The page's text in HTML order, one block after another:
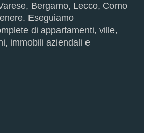
Bergamo, Lecco, Como
Eseguiamo
di appartamenti, ville,
immobili aziendali e